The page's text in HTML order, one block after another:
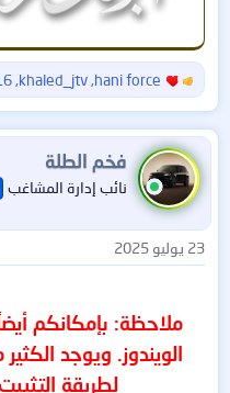
ل
ت
ف
ا
ع
ا
ت
hani force
,
khaled_jtv
,
فخم الطلة
نائب إدارة المشاغب
23 يوليو 2025
ملاحظة: بإمكانكم
الويندوز. ويوجد
لطريقة